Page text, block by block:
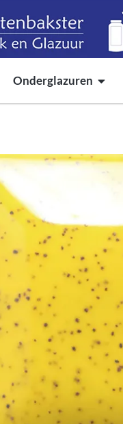
Onderglazuren